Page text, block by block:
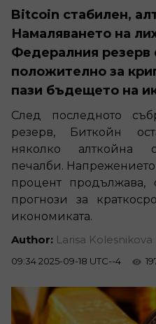
Bitcoin стабилен,
Намаляването на
Федералния резерв
положително за
пази бъдещето на
След последното
резерв, Биткойн
няколко алткойна
печалби.
процент продължава,
прогнози за
икономиката.
Author: Larisa Kolesnikova
09:34 2025-09-18 UTC--4